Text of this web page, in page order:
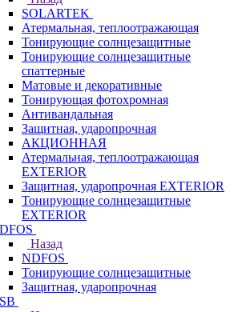
SOLARTEK
Атермальная, теплоотражающая
Тонирующие солнцезащитные
Тонирующие солнцезащитные
спаттерные
Матовые и декоративные
Тонирующая фотохромная
Антивандальная
Защитная, ударопрочная
АКЦИОННАЯ
Атермальная, теплоотражающая
EXTERIOR
Защитная, ударопрочная EXTERIOR
Тонирующие солнцезащитные
EXTERIOR
Назад
NDFOS
Тонирующие солнцезащитные
Защитная, ударопрочная